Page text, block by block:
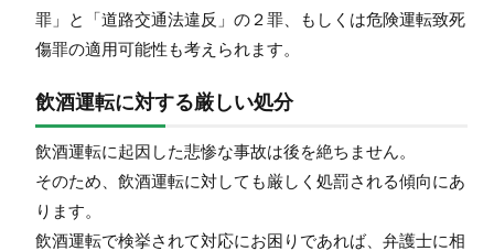
罪」と「道路交通法違反」の２罪、もしくは危険運転致死
傷罪の適用可能性も考えられます。
飲酒運転に対する厳しい処分
飲酒運転に起因した悲惨な事故は後を絶ちません。
そのため、飲酒運転に対しても厳しく処罰される傾向にあ
ります。
飲酒運転で検挙されて対応にお困りであれば、弁護士に相